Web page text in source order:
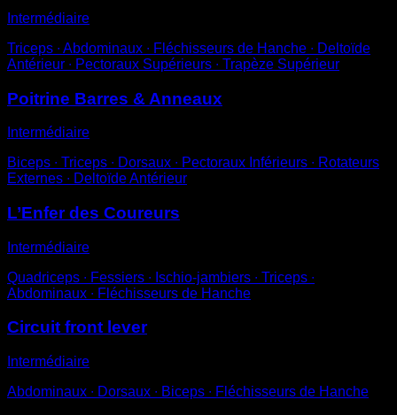
Intermédiaire
Triceps ∙ Abdominaux ∙ Fléchisseurs de Hanche ∙ Deltoïde
Antérieur ∙ Pectoraux Supérieurs ∙ Trapèze Supérieur
Poitrine Barres & Anneaux
Intermédiaire
Biceps ∙ Triceps ∙ Dorsaux ∙ Pectoraux Inférieurs ∙ Rotateurs
Externes ∙ Deltoïde Antérieur
L’Enfer des Coureurs
Intermédiaire
Quadriceps ∙ Fessiers ∙ Ischio-jambiers ∙ Triceps ∙
Abdominaux ∙ Fléchisseurs de Hanche
Circuit front lever
Intermédiaire
Abdominaux ∙ Dorsaux ∙ Biceps ∙ Fléchisseurs de Hanche